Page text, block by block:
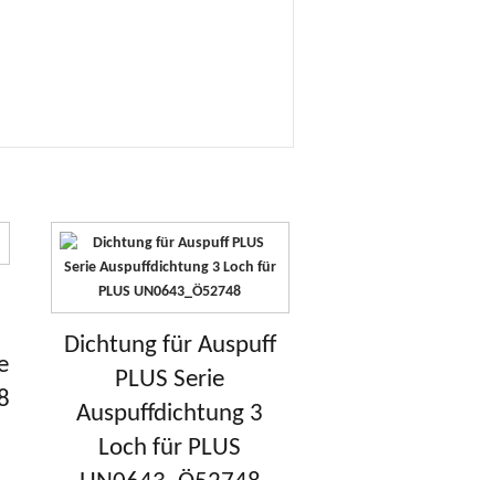
Dichtung für Auspuff
PLUS Serie
Auspuffdichtung 3
Loch für PLUS